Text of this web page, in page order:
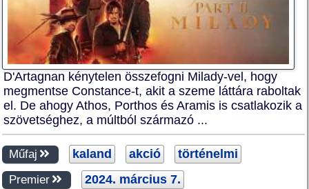
D'Artagnan kénytelen összefogni Milady-vel, hogy
megmentse Constance-t, akit a szeme láttára raboltak
el. De ahogy Athos, Porthos és Aramis is csatlakozik a
szövetséghez, a múltból származó ...
Műfaj kaland akció történelmi
Premier 2024. március 7.